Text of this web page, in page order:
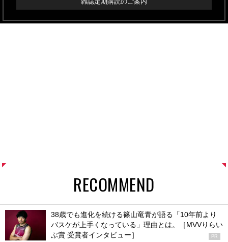
RECOMMEND
38歳でも進化を続ける篠山竜青が語る「10年前より
バスケが上手くなっている」理由とは。［MVVりらい
ぶ賞 受賞者インタビュー］
PR